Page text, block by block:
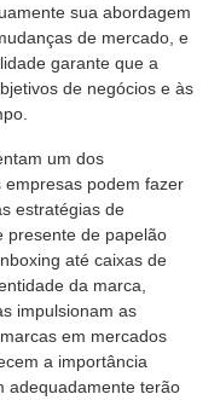
sua abordagem
de mercado, e
garante que a
de negócios e às
um dos
empresas podem fazer
estratégias de
presente de papelão
até caixas de
da marca,
impulsionam as
em mercados
a importância
adequadamente terão